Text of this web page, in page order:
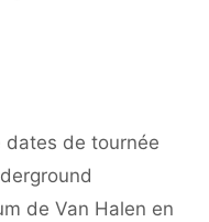
dates de tournée
de Van Halen en